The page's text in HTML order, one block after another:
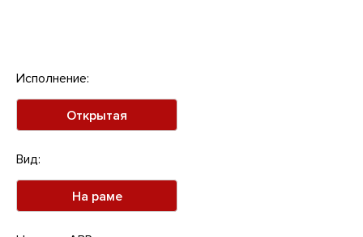
Исполнение:
Открытая
Вид:
На раме